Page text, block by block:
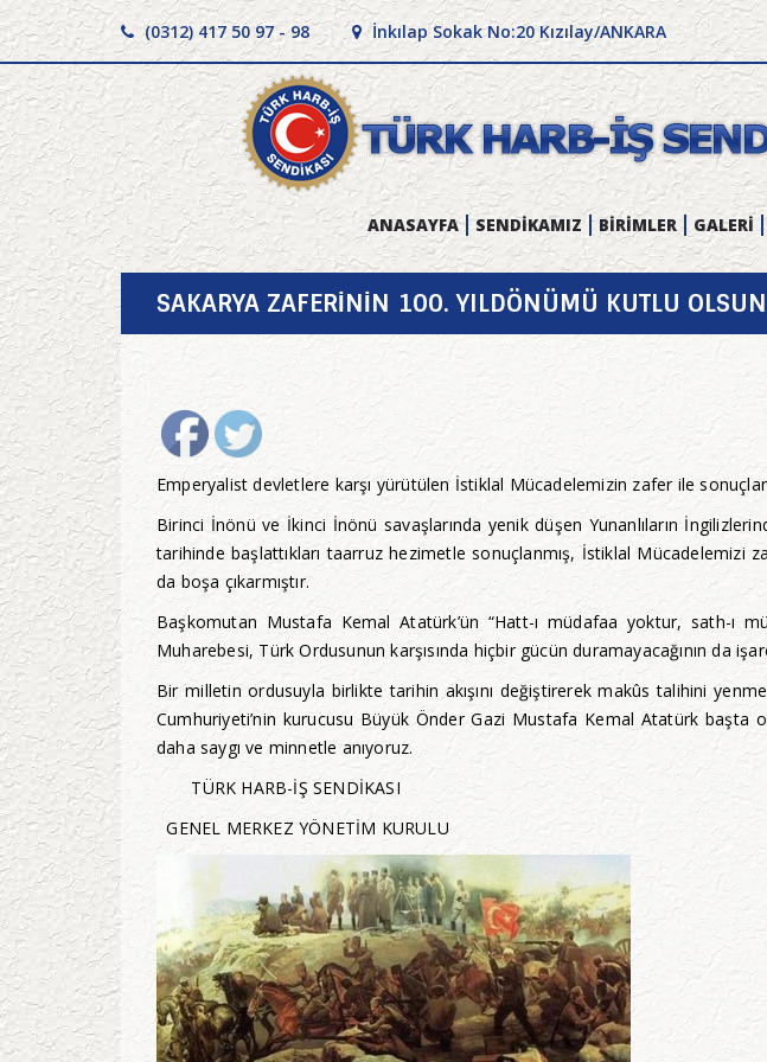
(0312) 417 50 97 - 98 İnkılap Sokak No:20 Kızılay/ANKARA
ANASAYFA SENDİKAMIZ BİRİMLER GALERİ
SAKARYA ZAFERİNİN 100. YILDÖNÜMÜ KUTLU OLSUN
Emperyalist devletlere karşı yürütülen İstiklal Mücadelemizin zafer ile
Birinci İnönü ve İkinci İnönü savaşlarında yenik düşen Yunanlıların
tarihinde başlattıkları taarruz hezimetle sonuçlanmış, İstiklal Mücadelemizi
da boşa çıkarmıştır.
Başkomutan Mustafa Kemal Atatürk’ün “Hatt-ı müdafaa yoktur, sath-ı
Muharebesi, Türk Ordusunun karşısında hiçbir gücün duramayacağının da
Bir milletin ordusuyla birlikte tarihin akışını değiştirerek makûs talihini
Cumhuriyeti’nin kurucusu Büyük Önder Gazi Mustafa Kemal Atatürk
daha saygı ve minnetle anıyoruz.
TÜRK HARB-İŞ SENDİKASI
GENEL MERKEZ YÖNETİM KURULU